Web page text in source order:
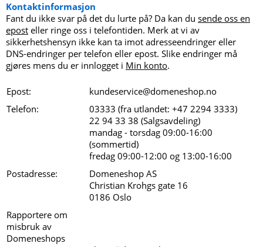
Kontaktinformasjon
Fant du ikke svar på det du lurte på? Da kan du sende oss en
epost eller ringe oss i telefontiden. Merk at vi av
sikkerhetshensyn ikke kan ta imot adresseendringer eller
DNS-endringer per telefon eller epost. Slike endringer må
gjøres mens du er innlogget i Min konto.
Epost: kundeservice@domeneshop.no
Telefon:
03333 (fra utlandet: +47 2294 3333)
22 94 33 38 (Salgsavdeling)
mandag - torsdag 09:00-16:00
(sommertid)
fredag 09:00-12:00 og 13:00-16:00
Postadresse:
Domeneshop AS
Christian Krohgs gate 16
0186 Oslo
Rapportere om
misbruk av
Domeneshops